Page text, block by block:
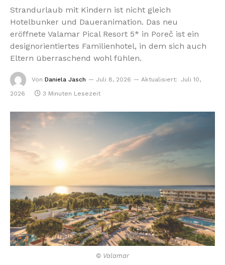
Strandurlaub mit Kindern ist nicht gleich
Hotelbunker und Daueranimation. Das neu
eröffnete Valamar Pical Resort 5* in Poreč ist ein
designorientiertes Familienhotel, in dem sich auch
Eltern überraschend wohl fühlen.
Von Daniela Jasch Juli 8, 2026 Aktualisiert:
Juli 10,
2026
3 Minuten Lesezeit
© Valamar